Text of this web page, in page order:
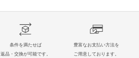
条件を満たせば
返品・交換が可能です。
豊富なお支払い方法を
ご用意しております。